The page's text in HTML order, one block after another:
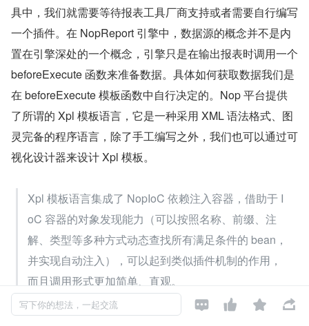
具中，我们就需要等待报表工具厂商支持或者需要自行编写
一个插件。在 NopReport 引擎中，数据源的概念并不是内
置在引擎深处的一个概念，引擎只是在输出报表时调用一个
beforeExecute 函数来准备数据。具体如何获取数据我们是
在 beforeExecute 模板函数中自行决定的。Nop 平台提供
了所谓的 Xpl 模板语言，它是一种采用 XML 语法格式、图
灵完备的程序语言，除了手工编写之外，我们也可以通过可
视化设计器来设计 Xpl 模板。
Xpl 模板语言集成了 NopIoC 依赖注入容器，借助于 I
oC 容器的对象发现能力（可以按照名称、前缀、注
解、类型等多种方式动态查找所有满足条件的 bean，
并实现自动注入），可以起到类似插件机制的作用，
而且调用形式更加简单、直观。
写下你的想法，一起交流    